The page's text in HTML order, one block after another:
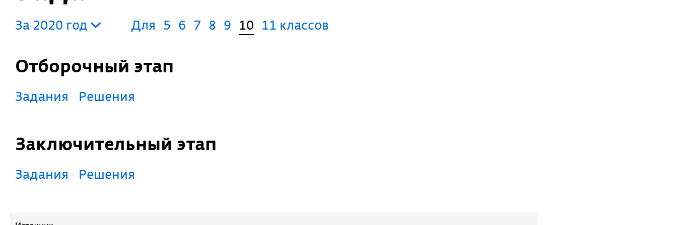
За 2020 год Для 5 6 7 8 9 10 11 классов
Отборочный этап
Задания Решения
Заключительный этап
Задания Решения